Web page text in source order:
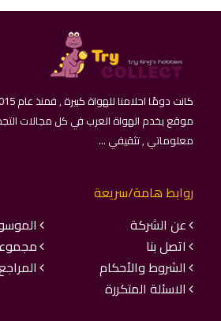
موقع يخدم الهواة العرب في كل مجالات
معلوماتي , تثقيفي ...
روابط هامة/سريعة
عن الشركة
اتصل بنا
الشروط والأحكام
الاسئلة المتكررة